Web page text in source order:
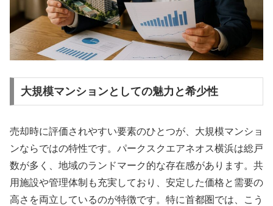
大規模マンションとしての魅力と希少性
売却時に評価されやすい要素のひとつが、大規模マンショ
ンならではの特性です。パークスクエアネオス横浜は総戸
数が多く、地域のランドマーク的な存在感があります。共
用施設や管理体制も充実しており、安定した価格と需要の
高さを両立しているのが特徴です。特に首都圏では、こう